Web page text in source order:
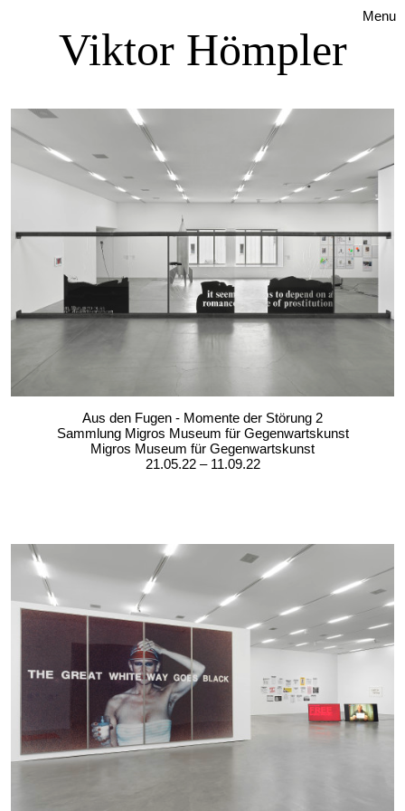
Menu
Viktor Hömpler
Aus den Fugen - Momente der Störung 2
Sammlung Migros Museum für Gegenwartskunst
Migros Museum für Gegenwartskunst
21.05.22 – 11.09.22